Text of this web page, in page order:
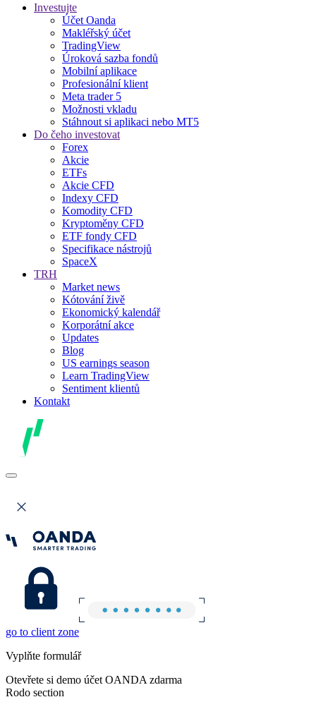
Investujte
Účet Oanda
Makléřský účet
TradingView
Úroková sazba fondů
Mobilní aplikace
Profesionální klient
Meta trader 5
Možnosti vkladu
Stáhnout si aplikaci nebo MT5
Do čeho investovat
Forex
Akcie
ETFs
Akcie CFD
Indexy CFD
Komodity CFD
Kryptoměny CFD
ETF fondy CFD
Specifikace nástrojů
SpaceX
TRH
Market news
Kótování živě
Ekonomický kalendář
Korporátní akce
Updates
Blog
US earnings season
Learn TradingView
Sentiment klientů
Kontakt
go to client zone
Vyplňte formulář
Otevřete si demo účet OANDA zdarma
Rodo section